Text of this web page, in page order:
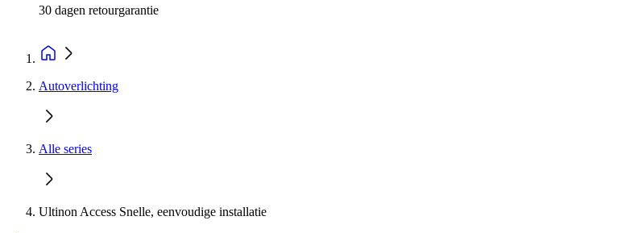
30 dagen retourgarantie
Autoverlichting
Alle series
Ultinon Access Snelle, eenvoudige installatie